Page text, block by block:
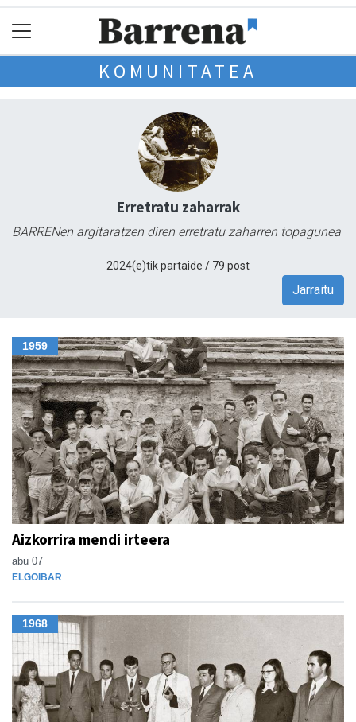
KOMUNITATEA
Erretratu zaharrak
BARRENen argitaratzen diren erretratu zaharren topagunea
2024(e)tik partaide / 79 post
Jarraitu
1959
Aizkorrira mendi irteera
abu 07
ELGOIBAR
1968